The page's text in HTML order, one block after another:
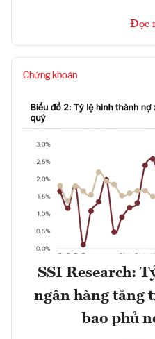
Đọc
Chứng khoán
SSI Research:
ngân hàng tăng
bao phủ